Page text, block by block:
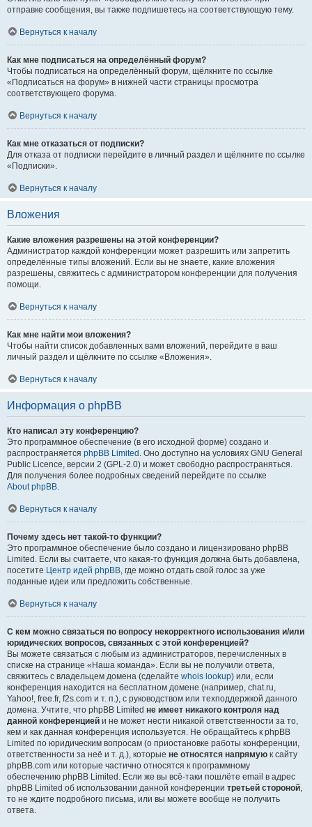
отправке сообщения, вы также подпишетесь на соответствующую тему.
Вернуться к началу
Как мне подписаться на определённый форум?
Чтобы подписаться на определённый форум, щёлкните по ссылке
«Подписаться на форум» в нижней части страницы просмотра
соответствующего форума.
Вернуться к началу
Как мне отказаться от подписки?
Для отказа от подписки перейдите в личный раздел и щёлкните по ссылке
«Подписки».
Вернуться к началу
Вложения
Какие вложения разрешены на этой конференции?
Администратор каждой конференции может разрешить или запретить
определённые типы вложений. Если вы не знаете, какие вложения
разрешены, свяжитесь с администратором конференции для получения
помощи.
Вернуться к началу
Как мне найти мои вложения?
Чтобы найти список добавленных вами вложений, перейдите в ваш
личный раздел и щёлкните по ссылке «Вложения».
Вернуться к началу
Информация о phpBB
Кто написал эту конференцию?
Это программное обеспечение (в его исходной форме) создано и
распространяется phpBB Limited . Оно доступно на условиях GNU General
Public Licence, версии 2 (GPL-2.0) и может свободно распространяться.
Для получения более подробных сведений перейдите по ссылке
About phpBB.
Вернуться к началу
Почему здесь нет такой-то функции?
Это программное обеспечение было создано и лицензировано phpBB
Limited. Если вы считаете, что какая-то функция должна быть добавлена,
посетите Центр идей phpBB, где можно отдать свой голос за уже
поданные идеи или предложить собственные.
Вернуться к началу
С кем можно связаться по вопросу некорректного использования и/или
юридических вопросов, связанных с этой конференцией?
Вы можете связаться с любым из администраторов, перечисленных в
списке на странице «Наша команда». Если вы не получили ответа,
свяжитесь с владельцем домена (сделайте whois lookup) или, если
конференция находится на бесплатном домене (например, chat.ru,
Yahoo!, free.fr, f2s.com и т. п.), с руководством или техподдержкой данного
домена. Учтите, что phpBB Limited не имеет никакого контроля над
данной конференцией и не может нести никакой ответственности за то,
кем и как данная конференция используется. Не обращайтесь к phpBB
Limited по юридическим вопросам (о приостановке работы конференции,
ответственности за неё и т. д.), которые не относятся напрямую к сайту
phpBB.com или которые частично относятся к программному
обеспечению phpBB Limited. Если же вы всё-таки пошлёте email в адрес
phpBB Limited об использовании данной конференции третьей стороной,
то не ждите подробного письма, или вы можете вообще не получить
ответа.